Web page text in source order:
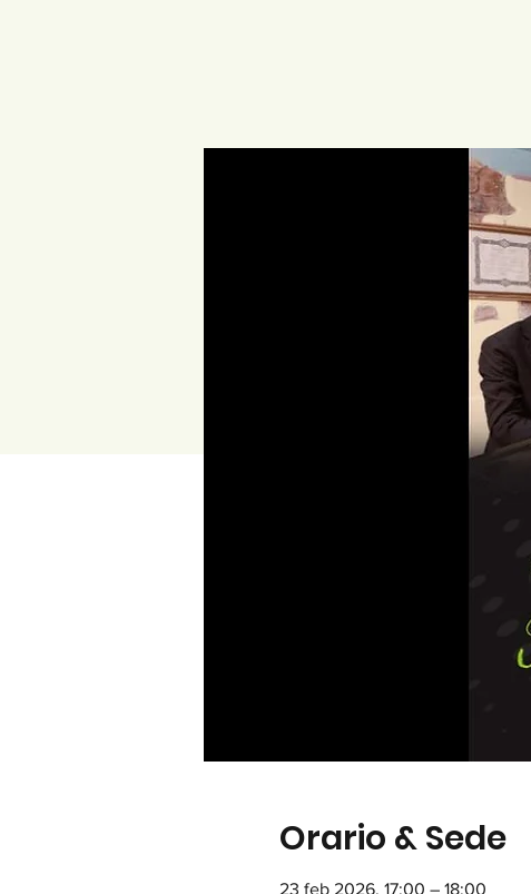
Orario & Sede
23 feb 2026, 17:00 – 18:00